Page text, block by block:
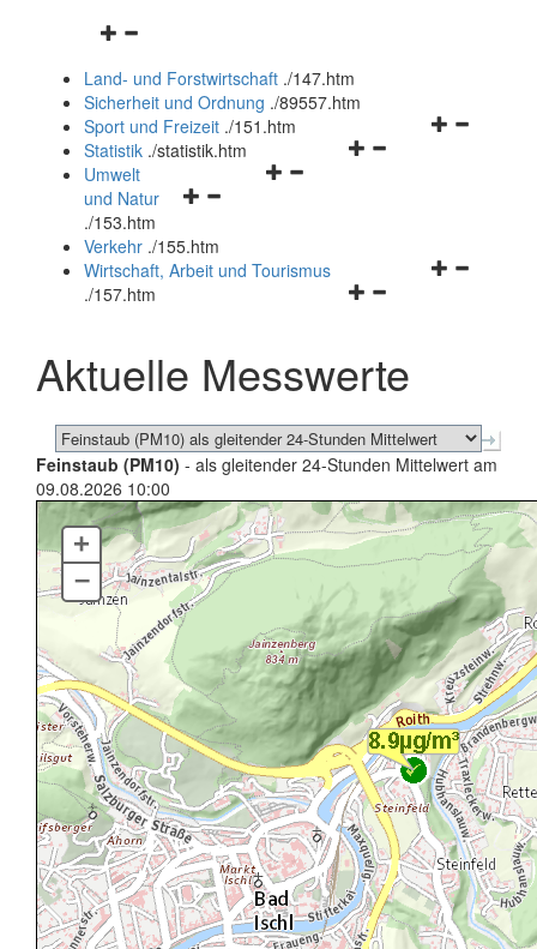
Navigationsmenü
und
schließen
Land- und Forstwirtschaft ./147.htm
Sicherheit und Ordnung ./89557.htm
Navigationsmenü
Sport und Freizeit ./151.htm
Navigationsmenü
Statistik ./statistik.htm
Navigationsmenü
und
schließen
Umwelt
und Natur
./153.htm
Verkehr ./155.htm
Navigationsmenü
schließen
Wirtschaft, Arbeit und Tourismus
./157.htm
Aktuelle Messwerte
Feinstaub (PM10) - als gleitender 24-Stunden Mittelwert am
09.08.2026 10:00
+
–